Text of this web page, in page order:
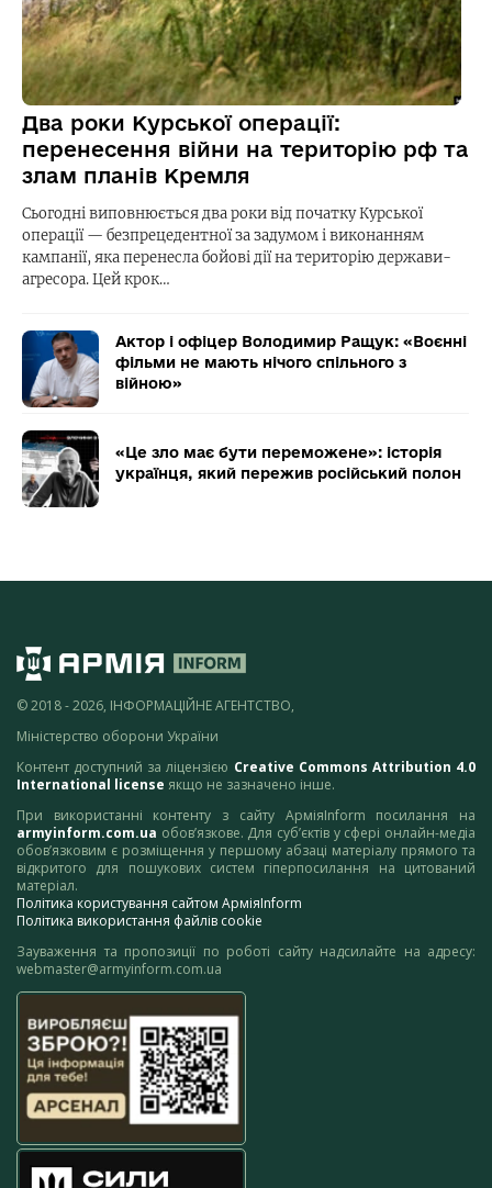
Два роки Курської операції:
перенесення війни на територію рф та
злам планів Кремля
Сьогодні виповнюється два роки від початку Курської
операції — безпрецедентної за задумом і виконанням
кампанії, яка перенесла бойові дії на територію держави-
агресора. Цей крок…
Актор і офіцер Володимир Ращук: «Воєнні
фільми не мають нічого спільного з
війною»
«Це зло має бути переможене»: історія
українця, який пережив російський полон
© 2018 - 2026, ІНФОРМАЦІЙНЕ АГЕНТСТВО,
Міністерство оборони України
Контент доступний за ліцензією Creative Commons Attribution 4.0
International license якщо не зазначено інше.
При використанні контенту з сайту АрміяInform посилання на
armyinform.com.ua обов’язкове. Для суб’єктів у сфері онлайн-медіа
обов’язковим є розміщення у першому абзаці матеріалу прямого та
відкритого для пошукових систем гіперпосилання на цитований
матеріал.
Політика користування сайтом АрміяInform
Політика використання файлів cookie
Зауваження та пропозиції по роботі сайту надсилайте на адресу:
webmaster@armyinform.com.ua